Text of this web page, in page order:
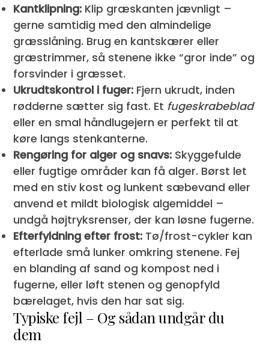
Kantklipning: Klip græskanten jævnligt –
gerne samtidig med den almindelige
græsslåning. Brug en kantskærer eller
græstrimmer, så stenene ikke “gror inde” og
forsvinder i græsset.
Ukrudtskontrol i fuger: Fjern ukrudt, inden
rødderne sætter sig fast. Et fugeskrabeblad
eller en smal håndlugejern er perfekt til at
køre langs stenkanterne.
Rengøring for alger og snavs: Skyggefulde
eller fugtige områder kan få alger. Børst let
med en stiv kost og lunkent sæbevand eller
anvend et mildt biologisk algemiddel –
undgå højtryksrenser, der kan løsne fugerne.
Efterfyldning efter frost: Tø/frost-cykler kan
efterlade små lunker omkring stenene. Fej
en blanding af sand og kompost ned i
fugerne, eller løft stenen og genopfyld
bærelaget, hvis den har sat sig.
Typiske fejl – Og sådan undgår du
dem